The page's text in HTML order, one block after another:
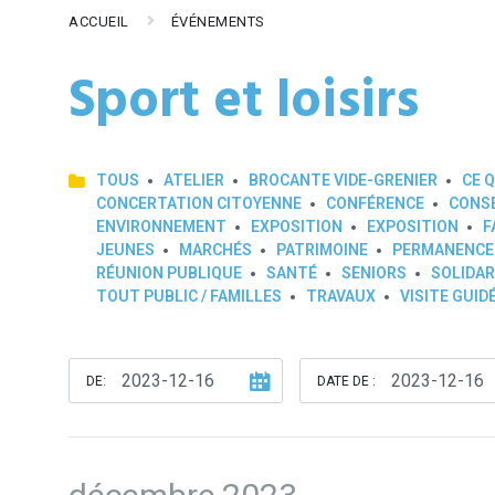
ACCUEIL ÉVÉNEMENTS
Sport et loisirs
TOUS ATELIER BROCANTE VIDE-GRENIER CE
CONCERTATION CITOYENNE
CONFÉRENCE
ENVIRONNEMENT
EXPOSITION EXPOSITION
JEUNES
MARCHÉS PATRIMOINE
RÉUNION PUBLIQUE
SANTÉ SENIORS
TOUT PUBLIC / FAMILLES
TRAVAUX VISITE
DE: DATE DE :